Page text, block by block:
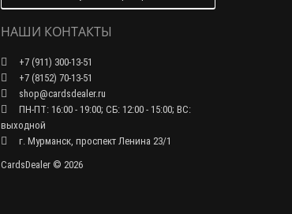
Тинькофф.
НАШИ КОНТАКТЫ
+7 (911) 300-13-51
+7 (8152) 70-13-51
shop@cardsdealer.ru
ПН-ПТ: 16:00 - 19:00; СБ: 12:00 - 15:00; ВС:
выходной
г. Мурманск, проспект Ленина 23/1
CardsDealer © 2026